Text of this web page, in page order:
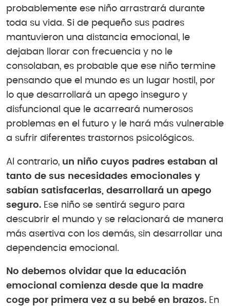
probablemente ese niño arrastrará durante
toda su vida. Si de pequeño sus padres
mantuvieron una distancia emocional, le
dejaban llorar con frecuencia y no le
consolaban, es probable que ese niño termine
pensando que el mundo es un lugar hostil, por
lo que desarrollará un apego inseguro y
disfuncional que le acarreará numerosos
problemas en el futuro y le hará más vulnerable
a sufrir diferentes trastornos psicológicos.
Al contrario, un niño cuyos padres estaban al
tanto de sus necesidades emocionales y
sabían satisfacerlas, desarrollará un apego
seguro. Ese niño se sentirá seguro para
descubrir el mundo y se relacionará de manera
más asertiva con los demás, sin desarrollar una
dependencia emocional.
No debemos olvidar que la educación
emocional comienza desde que la madre
coge por primera vez a su bebé en brazos. En